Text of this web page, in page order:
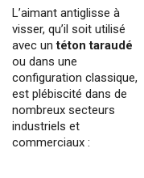
L’aimant antiglisse à
visser, qu’il soit utilisé
avec untéton taraudé
ou dans une
configuration classique,
est plébiscité dans de
nombreux secteurs
industriels et
commerciaux :